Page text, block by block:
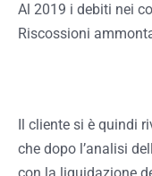
Al 2019 i debiti nei
Riscossioni
Il cliente si è quindi
che dopo l’analisi